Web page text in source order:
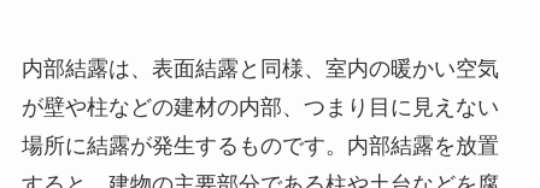
内部結露は、表面結露と同様、室内の暖かい空気
が壁や柱などの建材の内部、つまり目に見えない
場所に結露が発生するものです。内部結露を放置